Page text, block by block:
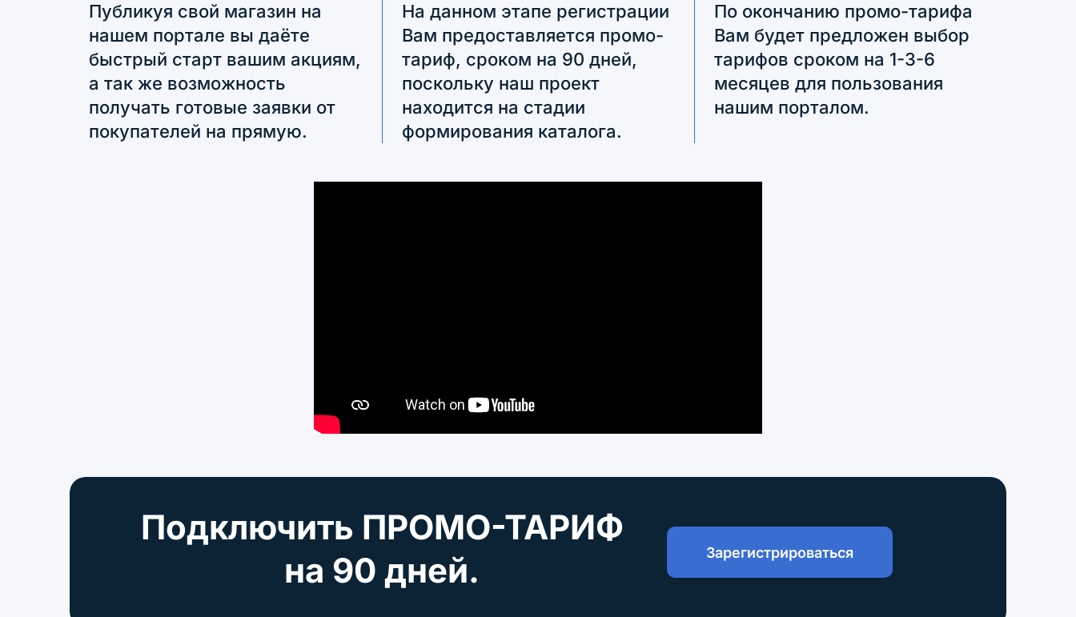
Публикуя свой магазин на
нашем портале вы даёте
быстрый старт вашим акциям,
а так же возможность
получать готовые заявки от
покупателей на прямую.
На данном этапе регистрации
Вам предоставляется промо-
тариф, сроком на 90 дней,
поскольку наш проект
находится на стадии
формирования каталога.
По окончанию промо-тарифа
Вам будет предложен выбор
тарифов сроком на 1-3-6
месяцев для пользования
нашим порталом.
Подключить ПРОМО-ТАРИФ
на 90 дней.
Зарегистрироваться